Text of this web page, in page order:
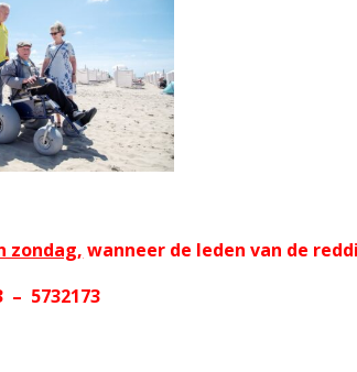
zondag, wanneer de leden van de
5732173